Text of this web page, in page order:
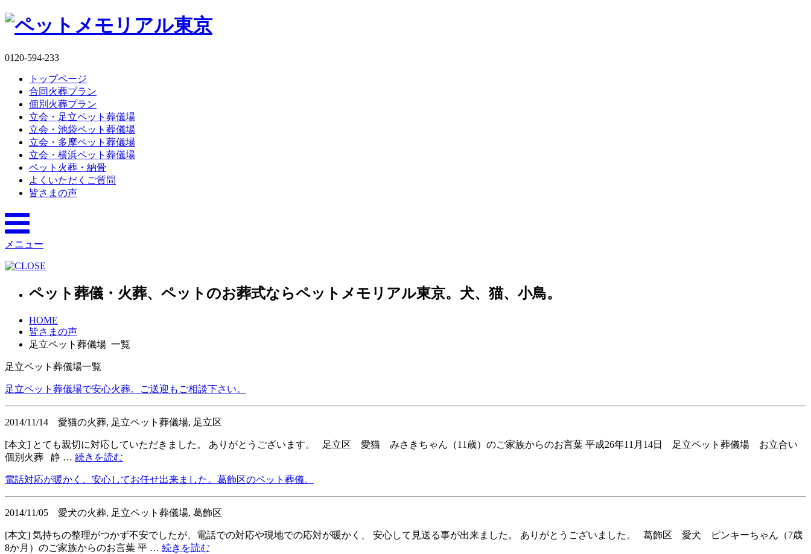
0120-594-233
トップページ
合同火葬プラン
個別火葬プラン
立会・足立ペット葬儀場
立会・池袋ペット葬儀場
立会・多摩ペット葬儀場
立会・横浜ペット葬儀場
ペット火葬・納骨
よくいただくご質問
皆さまの声
メニュー
ペット葬儀・火葬、ペットのお葬式ならペットメモリアル東京。犬、猫、小鳥。
HOME
皆さまの声
足立ペット葬儀場 一覧
足立ペット葬儀場一覧
足立ペット葬儀場で安心火葬。ご送迎もご相談下さい。
2014/11/14 愛猫の火葬, 足立ペット葬儀場, 足立区
[本文] とても親切に対応していただきました。 ありがとうございます。 足立区 愛猫 みさきちゃん（11歳）のご家族からのお言葉 平成26年11月14日 足立ペット葬儀場 お立合い
個別火葬 静 … 続きを読む
電話対応が暖かく、安心してお任せ出来ました。葛飾区のペット葬儀。
2014/11/05 愛犬の火葬, 足立ペット葬儀場, 葛飾区
[本文] 気持ちの整理がつかず不安でしたが、電話での対応や現地での応対が暖かく、 安心して見送る事が出来ました。 ありがとうございました。 葛飾区 愛犬 ピンキーちゃん（7歳
8か月）のご家族からのお言葉 平 … 続きを読む